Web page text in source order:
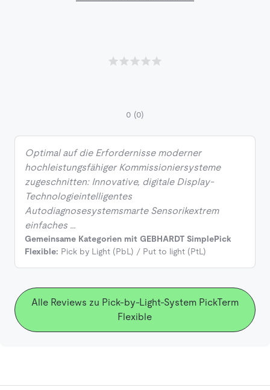
0 (0)
Optimal auf die Erfordernisse moderner
hochleistungsfähiger Kommissioniersysteme
zugeschnitten: Innovative, digitale Display-
Technologieintelligentes
Autodiagnosesystemsmarte Sensorikextrem
einfaches …
Gemeinsame Kategorien mit GEBHARDT SimplePick
Flexible: Pick by Light (PbL) / Put to light (PtL)
Alle Reviews zu Pick-by-Light-System PickTerm
Flexible